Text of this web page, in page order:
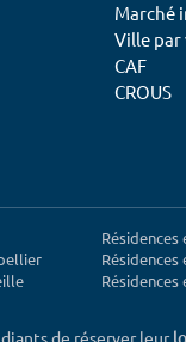
Marché
Ville par
CAF
CROUS
Résidences
de réserver leur